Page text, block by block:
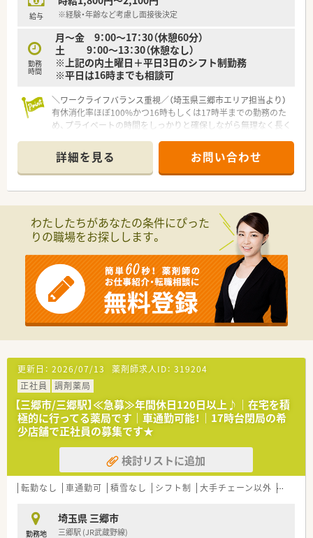
給与 ※経験・年齢など考慮し面接後決定
勤務
時間
月～金 9：00～17：30（休憩60分）
土 9：00～13：30（休憩なし）
※上記の内土曜日＋平日3日のシフト制勤務
※平日は16時までも相談可
＼ワークライフバランス重視／（埼玉県三郷市エリア担当より）
有休消化率ほぼ100%かつ16時もしくは17時半までの勤務のた
め、プライベートの時間をしっかりと確保しながら無理なく長く
＊------------------------------------------＊
【店舗情報と応需状況について】
■三郷駅から車で8分の立地にあり、複数科目の処方箋を1日あ
■近隣のクリニックや病院からの処方箋を中心に受け付けてお
り、透析の患者様が隔週で来局される特徴があります。
■常勤3名、パート4名、派遣2名の薬剤師が在籍し、事務員2名と
【職場環境と雰囲気】
■働いているスタッフは穏やかな性格の方が多く、お互い様とい
う思いやりの方針のもとで助け合って働いています。
■在籍している薬剤師の年齢層は30代から40代が中心であり、
わからないことも気軽に質問しやすい雰囲気です。
■新卒で入社した方がそのまま長く活躍し続けており、離職率が
詳細を見る お問い合わせ
わたしたちがあなたの条件にぴった
りの職場をお探しします。
更新日： 2026/07/13 薬剤師求人ID： 319204
正社員
調剤薬局
【三郷市/三郷駅】≪急募≫年間休日120日以上♪｜在宅を積
極的に行ってる薬局です｜車通勤可能！｜17時台閉局の希
少店舗で正社員の募集です★
検討リストに追加
転勤なし 車通勤可 積雪なし シフト制 大手チェーン以外 ヘルプ
勤務地
埼玉県 三郷市
三郷駅 (JR武蔵野線)